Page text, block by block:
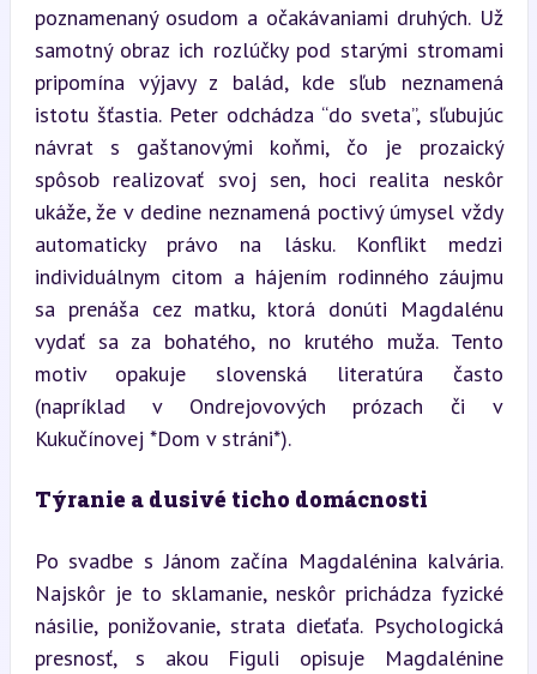
poznamenaný osudom a očakávaniami druhých. Už
samotný obraz ich rozlúčky pod starými stromami
pripomína výjavy z balád, kde sľub neznamená
istotu šťastia. Peter odchádza “do sveta”, sľubujúc
návrat s gaštanovými koňmi, čo je prozaický
spôsob realizovať svoj sen, hoci realita neskôr
ukáže, že v dedine neznamená poctivý úmysel vždy
automaticky právo na lásku. Konflikt medzi
individuálnym citom a hájením rodinného záujmu
sa prenáša cez matku, ktorá donúti Magdalénu
vydať sa za bohatého, no krutého muža. Tento
motiv opakuje slovenská literatúra často
(napríklad v Ondrejovových prózach či v
Kukučínovej *Dom v stráni*).
Týranie a dusivé ticho domácnosti
Po svadbe s Jánom začína Magdalénina kalvária.
Najskôr je to sklamanie, neskôr prichádza fyzické
násilie, ponižovanie, strata dieťaťa. Psychologická
presnosť, s akou Figuli opisuje Magdalénine